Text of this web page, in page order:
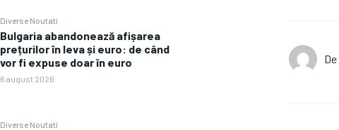
Diverse Noutati
Bulgaria abandonează afișarea
prețurilor în leva și euro: de când
vor fi expuse doar în euro
6 august 2026
Diverse Noutati
De